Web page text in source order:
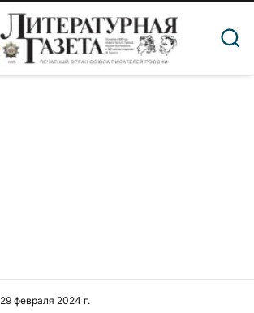
29 февраля 2024 г.